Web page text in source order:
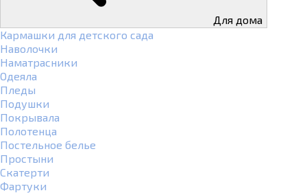
Для дома
Кармашки для детского сада
Наволочки
Наматрасники
Одеяла
Пледы
Подушки
Покрывала
Полотенца
Постельное белье
Простыни
Скатерти
Фартуки